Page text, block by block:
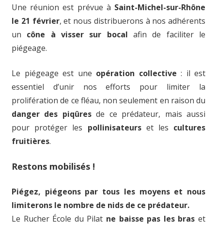
Une réunion est prévue à Saint-Michel-sur-Rhône
le 21 février, et nous distribuerons à nos adhérents
un cône à visser sur bocal afin de faciliter le
piégeage.
Le piégeage est une opération collective : il est
essentiel d’unir nos efforts pour limiter la
prolifération de ce fléau, non seulement en raison du
danger des piqûresde ce prédateur, mais aussi
pour protéger les pollinisateurset les cultures
fruitières.
Restons mobilisés !
Piégez, piégeons par tous les moyens et nous
limiterons le nombre de nids de ce prédateur.
Le Rucher École du Pilat ne baisse pas les bras et